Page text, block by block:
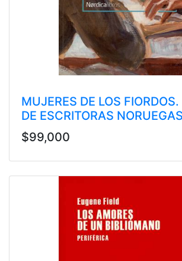
MUJERES DE LOS FIORDOS.
DE ESCRITORAS NORUEGAS
$99,000